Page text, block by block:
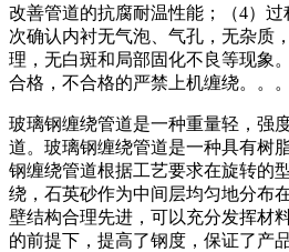
改善管道的抗腐耐温性能；（4）
次确认内衬无气泡、气孔，无杂质
理，无白斑和局部固化不良等现象
合格，不合格的严禁上机缠绕。。。
玻璃钢缠绕管道是一种重量轻，强
道。玻璃钢缠绕管道是一种具有树
钢缠绕管道根据工艺要求在旋转的
绕，石英砂作为中间层均匀地分布
壁结构合理先进，可以充分发挥材
的前提下，提高了钢度，保证了产